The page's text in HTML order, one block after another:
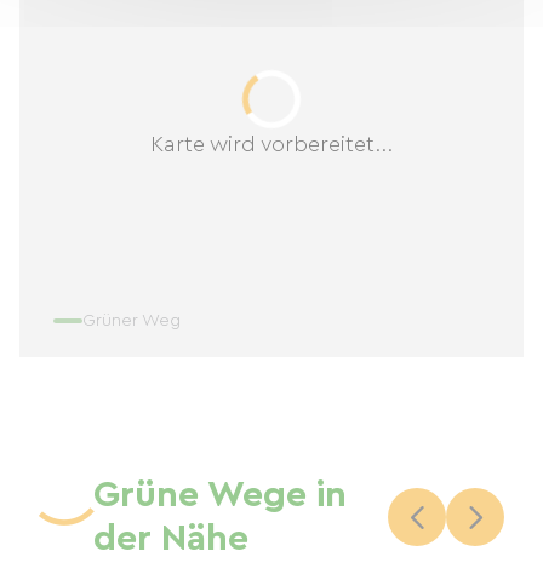
Karte wird vorbereitet...
Grüner Weg
Grüne Wege in
der Nähe